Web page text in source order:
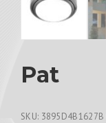
Pat
SKU: 3895D4B1627B